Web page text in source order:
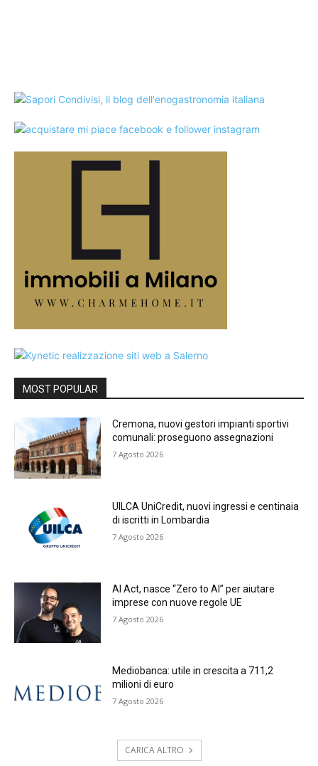
MOST POPULAR
Cremona, nuovi gestori impianti sportivi
comunali: proseguono assegnazioni
7 Agosto 2026
UILCA UniCredit, nuovi ingressi e centinaia
di iscritti in Lombardia
7 Agosto 2026
AI Act, nasce “Zero to AI” per aiutare
imprese con nuove regole UE
7 Agosto 2026
Mediobanca: utile in crescita a 711,2
milioni di euro
7 Agosto 2026
CARICA ALTRO